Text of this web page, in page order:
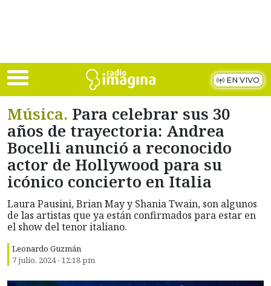
EN VIVO
Música. Para celebrar sus 30
años de trayectoria: Andrea
Bocelli anunció a reconocido
actor de Hollywood para su
icónico concierto en Italia
Laura Pausini, Brian May y Shania Twain, son algunos
de las artistas que ya están confirmados para estar en
el show del tenor italiano.
Leonardo Guzmán
7 julio, 2024 - 12:18 pm